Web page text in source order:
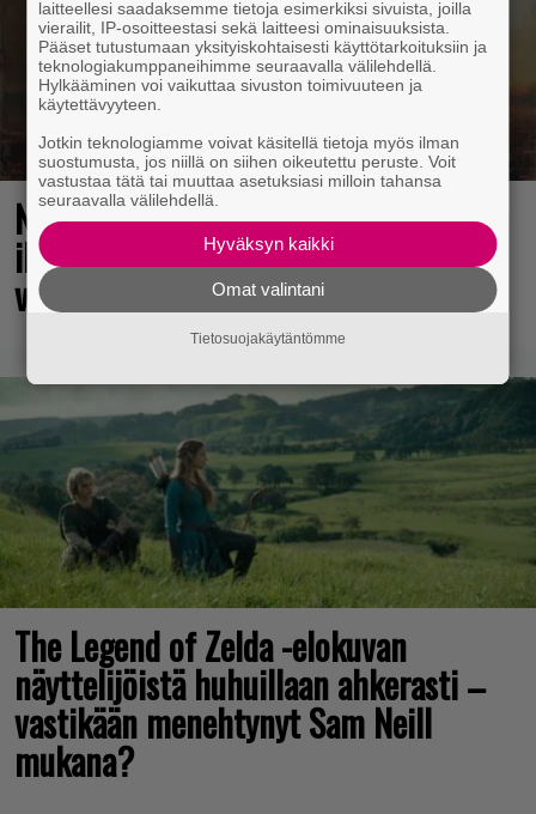
No johan pomppasi: 30 vuotta sitten
ilmestynyt klassikkoräiskintä sai
valtavasti lisää sisältöä
The Legend of Zelda -elokuvan
näyttelijöistä huhuillaan ahkerasti –
vastikään menehtynyt Sam Neill
mukana?
laitteellesi saadaksemme tietoja esimerkiksi sivuista, joilla
vierailit, IP-osoitteestasi sekä laitteesi ominaisuuksista.
Pääset tutustumaan yksityiskohtaisesti käyttötarkoituksiin ja
teknologiakumppaneihimme seuraavalla välilehdellä.
Hylkääminen voi vaikuttaa sivuston toimivuuteen ja
käytettävyyteen.
Jotkin teknologiamme voivat käsitellä tietoja myös ilman
suostumusta, jos niillä on siihen oikeutettu peruste. Voit
vastustaa tätä tai muuttaa asetuksiasi milloin tahansa
seuraavalla välilehdellä.
Hyväksyn kaikki
Omat valintani
Tietosuojakäytäntömme